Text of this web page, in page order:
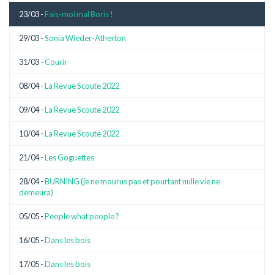
23/03 - Fais-moi mal Boris !
29/03 -Sonia Wieder-Atherton
31/03 -Courir
08/04 -La Revue Scoute 2022
09/04 -La Revue Scoute 2022
10/04 -La Revue Scoute 2022
21/04 -Les Goguettes
28/04 -BURNING (je ne mourus pas et pourtant nulle vie ne
demeura)
05/05 -People what people ?
16/05 -Dans les bois
17/05 -Dans les bois